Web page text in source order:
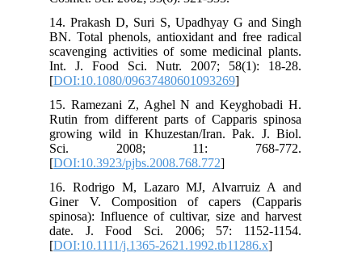
14. Prakash D, Suri S, Upadhyay G and Singh
BN. Total phenols, antioxidant and free radical
scavenging activities of some medicinal plants.
Int. J. Food Sci. Nutr. 2007; 58(1): 18-28.
[DOI:10.1080/09637480601093269
15. Ramezani Z, Aghel N and Keyghobadi H.
Rutin from different parts of Capparis spinosa
growing wild in Khuzestan/Iran. Pak. J. Biol.
Sci. 2008; 11: 768-772.
[DOI:10.3923/pjbs.2008.768.772
16. Rodrigo M, Lazaro MJ, Alvarruiz A and
Giner V. Composition of capers (Capparis
spinosa): Influence of cultivar, size and harvest
date. J. Food Sci. 2006; 57: 1152-1154.
[DOI:10.1111/j.1365-2621.1992.tb11286.x